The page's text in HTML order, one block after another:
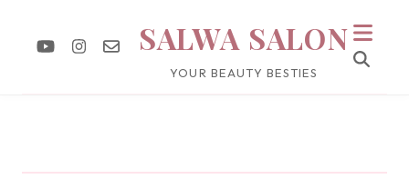
SALWA SALON
YOUR BEAUTY BESTIES